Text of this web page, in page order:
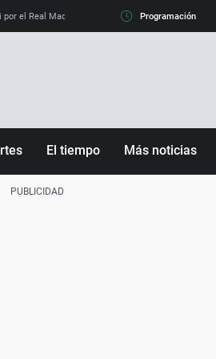
el Real Madrid y su 'sí' al Barça La llamada
Programación
El tiempo Más noticias